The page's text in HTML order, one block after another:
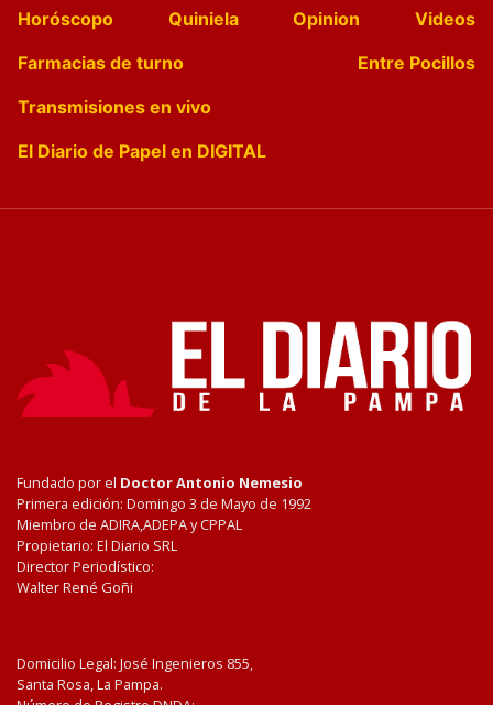
Horóscopo
Quiniela Opinion
Videos
Farmacias de turno
Entre Pocillos
Transmisiones en vivo
El Diario de Papel en DIGITAL
Fundado por el Doctor Antonio Nemesio
Primera edición: Domingo 3 de Mayo de 1992
Miembro de ADIRA,ADEPA y CPPAL
Propietario: El Diario SRL
Director Periodístico:
Walter René Goñi
Domicilio Legal: José Ingenieros 855,
Santa Rosa, La Pampa.